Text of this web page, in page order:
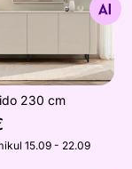
Otsi sarnaseid
230 cm
15.09 - 22.09